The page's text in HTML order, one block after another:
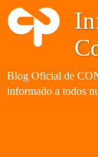
Blog Oficial de
informado a todos